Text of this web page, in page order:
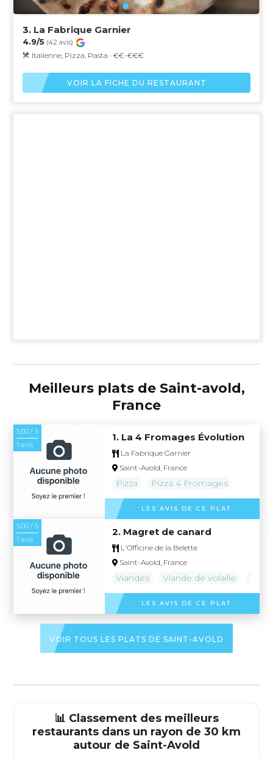
3. La Fabrique Garnier
4.9/5 (42 avis)
Italienne, Pizza, Pasta · €€-€€€
VOIR LA FICHE DU RESTAURANT
Meilleurs plats de Saint-avold,
France
5.00 / 5
1 avis
1. La 4 Fromages Évolution
La Fabrique Garnier
Saint-Avold, France
Pizza Pizza 4 Fromages
LES AVIS DE CE PLAT
5.00 / 5
1 avis
2. Magret de canard
L'Officine de la Belette
Saint-Avold, France
Viandes Viande de volaille
LES AVIS DE CE PLAT
VOIR TOUS LES PLATS DE SAINT-AVOLD
📊 Classement des meilleurs
restaurants dans un rayon de 30 km
autour de Saint-Avold